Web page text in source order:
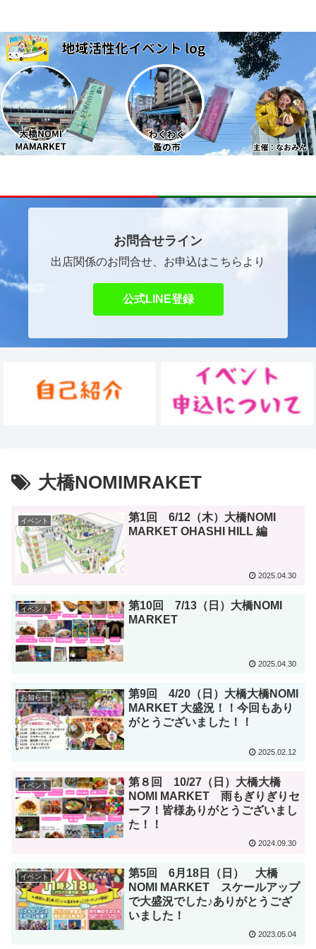
お問合せライン
出店関係のお問合せ、お申込はこちらより
公式LINE登録
大橋NOMIMRAKET
イベント
第1回 6/12（木）大橋NOMI
MARKET OHASHI HILL 編
2025.04.30
イベント
第10回 7/13（日）大橋NOMI
MARKET
2025.04.30
お知らせ
第9回 4/20（日）大橋大橋NOMI
MARKET 大盛況！！今回もあり
がとうございました！！
2025.02.12
イベント
第８回 10/27（日）大橋大橋
NOMI MARKET 雨もぎりぎりセ
ーフ！皆様ありがとうございまし
た！！
2024.09.30
イベント
第5回 6月18日（日） 大橋
NOMI MARKET スケールアップ
で大盛況でした♪ありがとうござ
いました！
2023.05.04